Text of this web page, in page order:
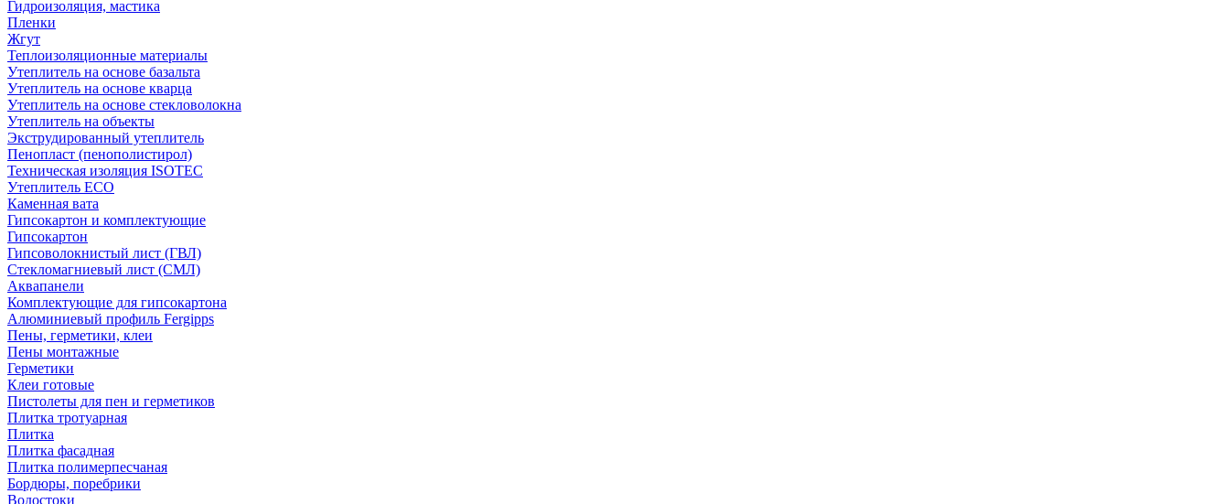
Гидроизоляция, мастика
Пленки
Жгут
Теплоизоляционные материалы
Утеплитель на основе базальта
Утеплитель на основе кварца
Утеплитель на основе стекловолокна
Утеплитель на объекты
Экструдированный утеплитель
Пенопласт (пенополистирол)
Техническая изоляция ISOTEC
Утеплитель ECO
Каменная вата
Гипсокартон и комплектующие
Гипсокартон
Гипсоволокнистый лист (ГВЛ)
Стекломагниевый лист (СМЛ)
Аквапанели
Комплектующие для гипсокартона
Алюминиевый профиль Fergipps
Пены, герметики, клеи
Пены монтажные
Герметики
Клеи готовые
Пистолеты для пен и герметиков
Плитка тротуарная
Плитка
Плитка фасадная
Плитка полимерпесчаная
Бордюры, поребрики
Водостоки